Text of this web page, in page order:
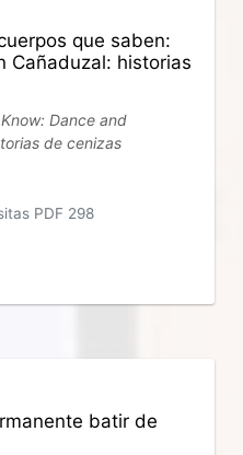
que saben:
Cañaduzal: historias
Dance and
de cenizas
PDF 298
batir de